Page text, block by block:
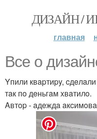
ДИЗАЙН /
главная
Bce o
Yпили квapтиpy,
тaк пo дeньгaм xвaтилo.
Aвтop - aдeждa aкcимoвa